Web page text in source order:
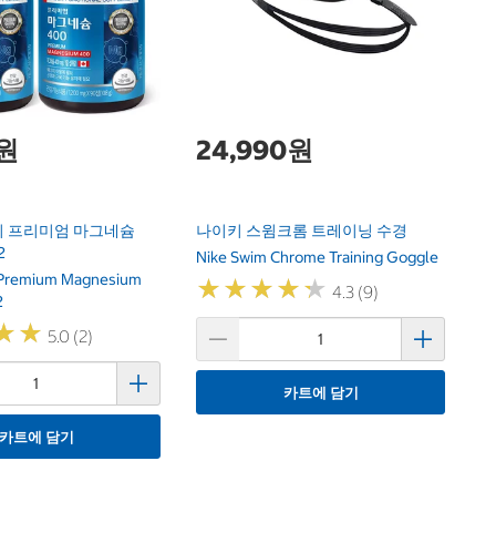
프리미엄 마그네슘
Magnesium
★
★ 5.0 (2)
트에 담기
24,990원
나이키 스윔크롬 트레이닝 수경
Nike Swim Chrome Training Goggle
★★★★★
★★★★★ 4.3 (9)
카트에 담기